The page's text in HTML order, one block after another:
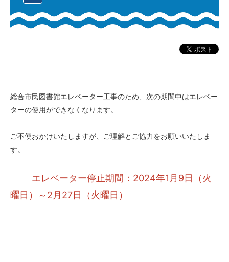
総合市民図書館エレベーター工事のため、次の期間中はエレベー
ターの使用ができなくなります。
ご不便おかけいたしますが、ご理解とご協力をお願いいたしま
す。
エレベーター停止期間：2024年1月9日（火
曜日）～2月27日（火曜日）